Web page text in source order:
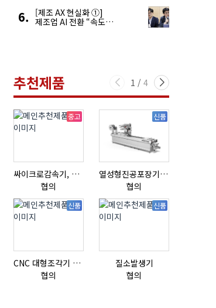
[제조 AX 현실화 ①]
제조업 AI 전환 “속도와
추천제품 1 / 4
중고
싸이크로감속기, 감속기제작
협의
신품
열성형진공포장기 표준형 모델 OMNIVAC S-200
협의
신품
CNC 대형조각기 K-2040B
협의
신품
질소발생기
협의